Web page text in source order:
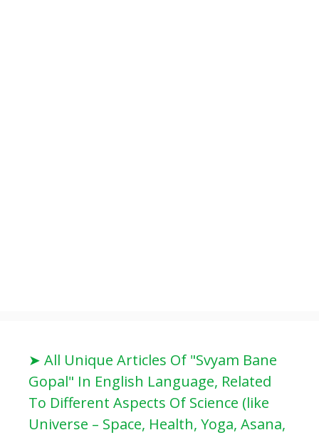
➤ All Unique Articles Of "Svyam Bane
Gopal" In English Language, Related
To Different Aspects Of Science (like
Universe – Space, Health, Yoga, Asana,